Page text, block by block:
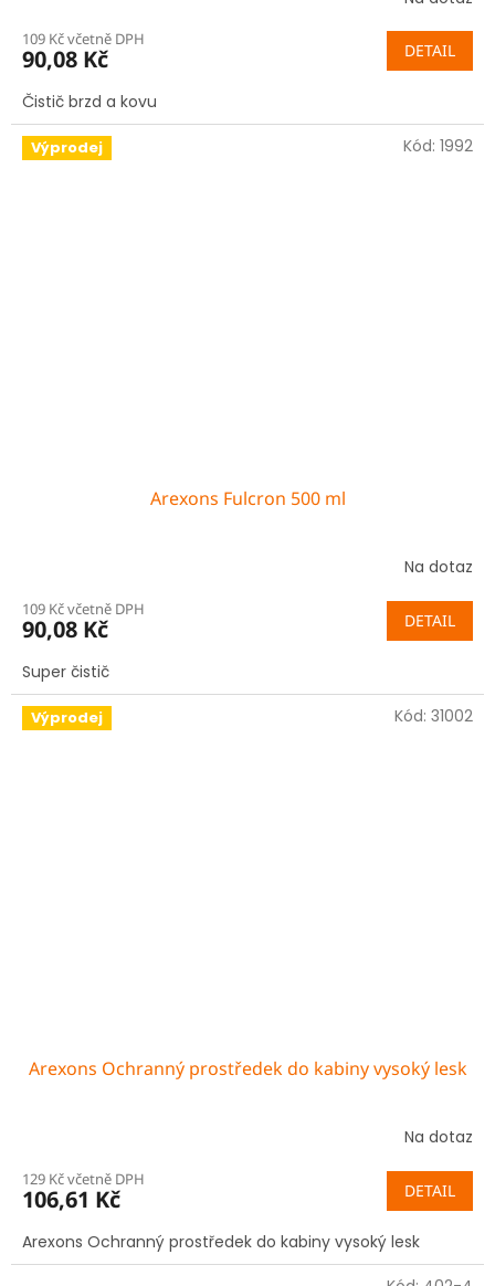
109 Kč včetně DPH
90,08 Kč DETAIL
Čistič brzd a kovu
Výprodej
Arexons Fulcron 500 ml
Na dotaz
109 Kč včetně DPH
90,08 Kč DETAIL
Super čistič
Kód: 1992
Výprodej
Arexons Ochranný prostředek do kabiny vysoký lesk
Na dotaz
129 Kč včetně DPH
106,61 Kč DETAIL
Arexons Ochranný prostředek do kabiny vysoký lesk
Kód: 31002